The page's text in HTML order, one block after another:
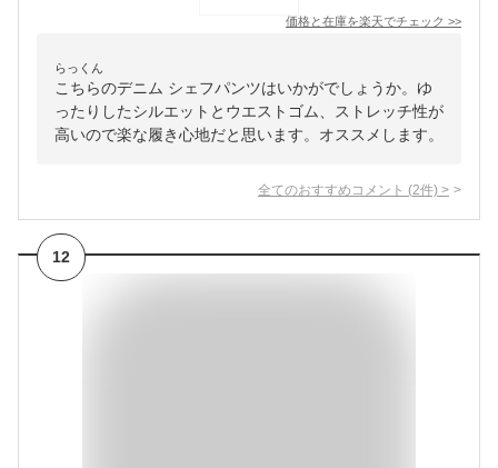
価格と在庫を楽天でチェック >>
らっくん
こちらのデニム シェフパンツはいかがでしょうか。ゆ
ったりしたシルエットとウエストゴム、ストレッチ性が
高いので楽な履き心地だと思います。オススメします。
全てのおすすめコメント (2件) >
12